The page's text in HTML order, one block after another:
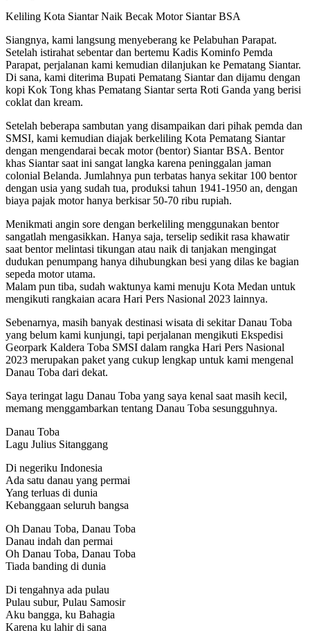
Keliling Kota Siantar Naik Becak Motor Siantar BSA
Siangnya, kami langsung menyeberang ke Pelabuhan Parapat.
Setelah istirahat sebentar dan bertemu Kadis Kominfo Pemda
Parapat, perjalanan kami kemudian dilanjukan ke Pematang Siantar.
Di sana, kami diterima Bupati Pematang Siantar dan dijamu dengan
kopi Kok Tong khas Pematang Siantar serta Roti Ganda yang berisi
coklat dan kream.
Setelah beberapa sambutan yang disampaikan dari pihak pemda dan
SMSI, kami kemudian diajak berkeliling Kota Pematang Siantar
dengan mengendarai becak motor (bentor) Siantar BSA. Bentor
khas Siantar saat ini sangat langka karena peninggalan jaman
colonial Belanda. Jumlahnya pun terbatas hanya sekitar 100 bentor
dengan usia yang sudah tua, produksi tahun 1941-1950 an, dengan
biaya pajak motor hanya berkisar 50-70 ribu rupiah.
Menikmati angin sore dengan berkeliling menggunakan bentor
sangatlah mengasikkan. Hanya saja, terselip sedikit rasa khawatir
saat bentor melintasi tikungan atau naik di tanjakan mengingat
dudukan penumpang hanya dihubungkan besi yang dilas ke bagian
sepeda motor utama.
Malam pun tiba, sudah waktunya kami menuju Kota Medan untuk
mengikuti rangkaian acara Hari Pers Nasional 2023 lainnya.
Sebenarnya, masih banyak destinasi wisata di sekitar Danau Toba
yang belum kami kunjungi, tapi perjalanan mengikuti Ekspedisi
Georpark Kaldera Toba SMSI dalam rangka Hari Pers Nasional
2023 merupakan paket yang cukup lengkap untuk kami mengenal
Danau Toba dari dekat.
Saya teringat lagu Danau Toba yang saya kenal saat masih kecil,
memang menggambarkan tentang Danau Toba sesungguhnya.
Danau Toba
Lagu Julius Sitanggang
Di negeriku Indonesia
Ada satu danau yang permai
Yang terluas di dunia
Kebanggaan seluruh bangsa
Oh Danau Toba, Danau Toba
Danau indah dan permai
Oh Danau Toba, Danau Toba
Tiada banding di dunia
Di tengahnya ada pulau
Pulau subur, Pulau Samosir
Aku bangga, ku Bahagia
Karena ku lahir di sana